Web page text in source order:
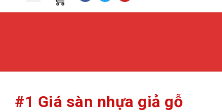
#1 Giá sàn nhựa giả gỗ